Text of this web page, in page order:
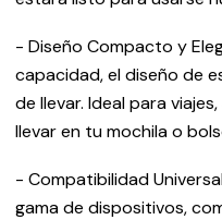
- Diseño Compacto y
capacidad, el diseño de
de llevar. Ideal para
llevar en tu mochila o
- Compatibilidad
gama de dispositivos,